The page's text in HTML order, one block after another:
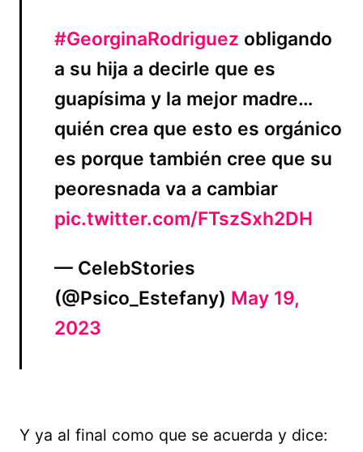
#GeorginaRodriguez obligando
a su hija a decirle que es
guapísima y la mejor madre…
quién crea que esto es orgánico
es porque también cree que su
peoresnada va a cambiar
pic.twitter.com/FTszSxh2DH
— CelebStories
(@Psico_Estefany) May 19,
2023
Y ya al final como que se acuerda y dice: